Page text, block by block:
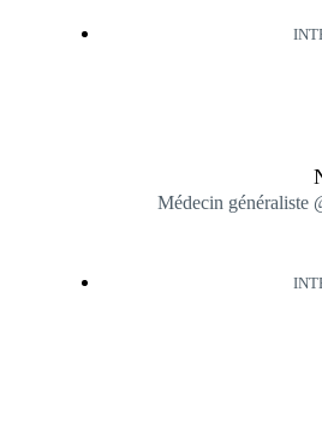
Médecin généraliste